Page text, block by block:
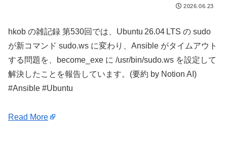
2026.06.23
hkob の雑記録 第530回では、Ubuntu 26.04 LTS の sudo
が新コマンド sudo.ws に変わり、Ansible がタイムアウト
する問題を、become_exe に /usr/bin/sudo.ws を設定して
解決したことを報告しています。(要約 by Notion AI)
#Ansible #Ubuntu
Read More